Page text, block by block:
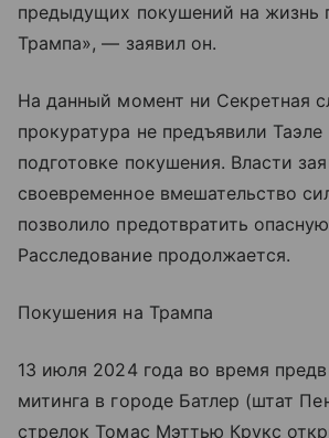
предыдущих покушений на жизнь
Трампа», — заявил он.
На данный момент ни Секретная
прокуратура не предъявили
подготовке покушения. Власти
своевременное вмешательство
позволило предотвратить
Расследование продолжается.
Покушения на Трампа
13 июля 2024 года во время
митинга в городе Батлер (штат
стрелок Томас Мэттью Крукс